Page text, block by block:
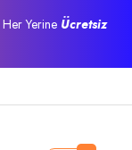
Yerine Ücretsiz